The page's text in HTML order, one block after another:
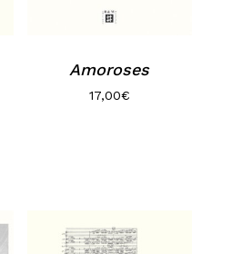
Amoroses
17,00€